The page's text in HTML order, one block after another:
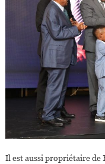
Il est aussi propriétaire de